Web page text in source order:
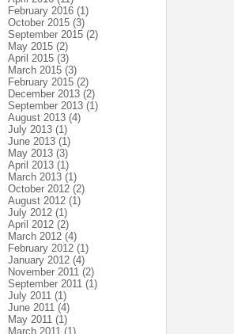
February 2016 (1)
October 2015 (3)
September 2015 (2)
May 2015 (2)
April 2015 (3)
March 2015 (3)
February 2015 (2)
December 2013 (2)
September 2013 (1)
August 2013 (4)
July 2013 (1)
June 2013 (1)
May 2013 (3)
April 2013 (1)
March 2013 (1)
October 2012 (2)
August 2012 (1)
July 2012 (1)
April 2012 (2)
March 2012 (4)
February 2012 (1)
January 2012 (4)
November 2011 (2)
September 2011 (1)
July 2011 (1)
June 2011 (4)
May 2011 (1)
March 2011 (1)